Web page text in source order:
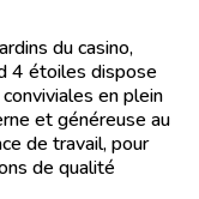
du casino,
4 étoiles dispose
en plein
et généreuse au
de travail, pour
de qualité